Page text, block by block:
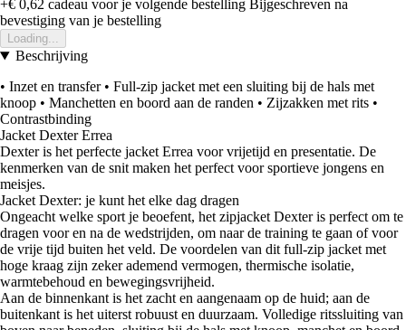
+€ 0,62 cadeau voor je volgende bestelling Bijgeschreven na
bevestiging van je bestelling
Loading...
Beschrijving
• Inzet en transfer • Full-zip jacket met een sluiting bij de hals met
knoop • Manchetten en boord aan de randen • Zijzakken met rits •
Contrastbinding
Jacket Dexter Errea
Dexter is het perfecte jacket Errea voor vrijetijd en presentatie. De
kenmerken van de snit maken het perfect voor sportieve jongens en
meisjes.
Jacket Dexter: je kunt het elke dag dragen
Ongeacht welke sport je beoefent, het zipjacket Dexter is perfect om te
dragen voor en na de wedstrijden, om naar de training te gaan of voor
de vrije tijd buiten het veld. De voordelen van dit full-zip jacket met
hoge kraag zijn zeker ademend vermogen, thermische isolatie,
warmtebehoud en bewegingsvrijheid.
Aan de binnenkant is het zacht en aangenaam op de huid; aan de
buitenkant is het uiterst robuust en duurzaam. Volledige ritssluiting van